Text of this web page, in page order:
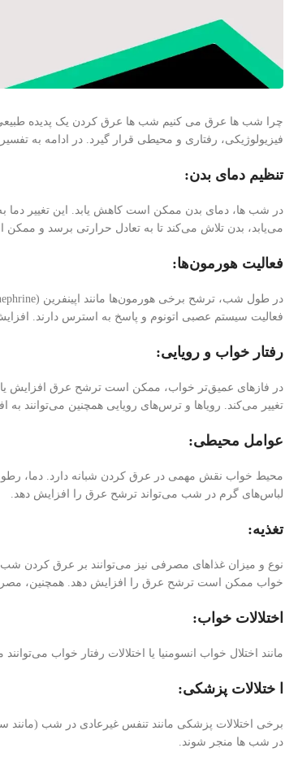
چرا شب ها عرق می کنیم شب ها عرق کردن یک پدیده
فیزیولوژیکی، رفتاری و محیطی قرار گیرد. در ادامه به
تنظیم دمای بدن:
در شب ها، دمای بدن ممکن است کاهش یابد. این تغییر دما
می‌یابد، بدن تلاش می‌کند تا به تعادل حرارتی برسد و
فعالیت هورمون‌ها:
فعالیت سیستم عصبی اتونوم و پاسخ به استرس دارند.
رفتار خواب و رویایی:
در فازهای عمیق‌تر خواب، ممکن است ترشح عرق افزایش
تغییر می‌کند. رویاها و ترس‌های رویایی همچنین می‌توانند
عوامل محیطی:
محیط خواب نقش مهمی در عرق کردن شبانه دارد. دما، رطوبت
لباس‌های گرم در شب می‌تواند ترشح عرق را افزایش دهد.
تغذیه:
نوع و میزان غذاهای مصرفی نیز می‌توانند بر عرق کردن شب
خواب ممکن است ترشح عرق را افزایش دهد. همچنین، مصرف
اختلالات خواب:
مانند اختلال خواب انسومنیا یا اختلالات رفتار خواب
ا ختلالات پزشکی:
برخی اختلالات پزشکی مانند تنفس غیرعادی در شب (مانند
در شب ها منجر شوند.